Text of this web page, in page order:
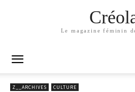
Le magazine féminin
Z__ARCHIVES CULTURE